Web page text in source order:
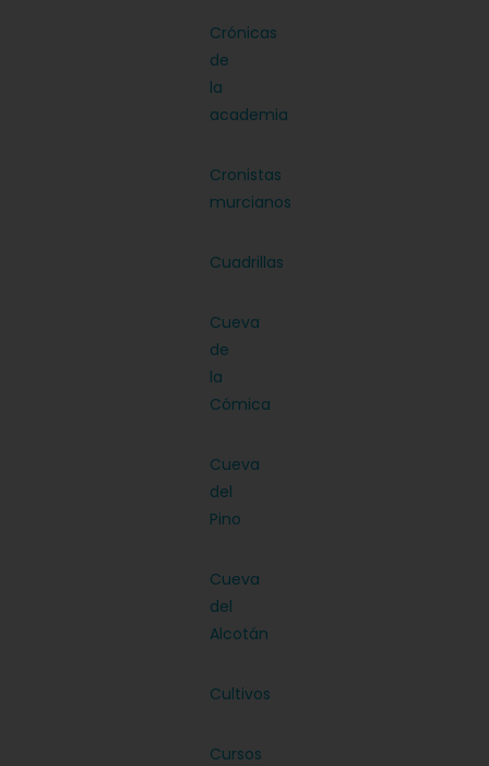
Crónicas
de
la
academia
Cronistas
murcianos
Cuadrillas
Cueva
de
la
Cómica
Cueva
del
Pino
Cueva
del
Alcotán
Cultivos
Cursos